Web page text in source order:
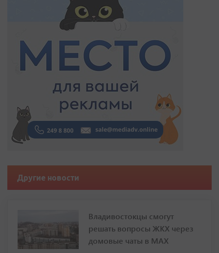
Другие новости
Владивостокцы смогут
решать вопросы ЖКХ через
домовые чаты в МАХ